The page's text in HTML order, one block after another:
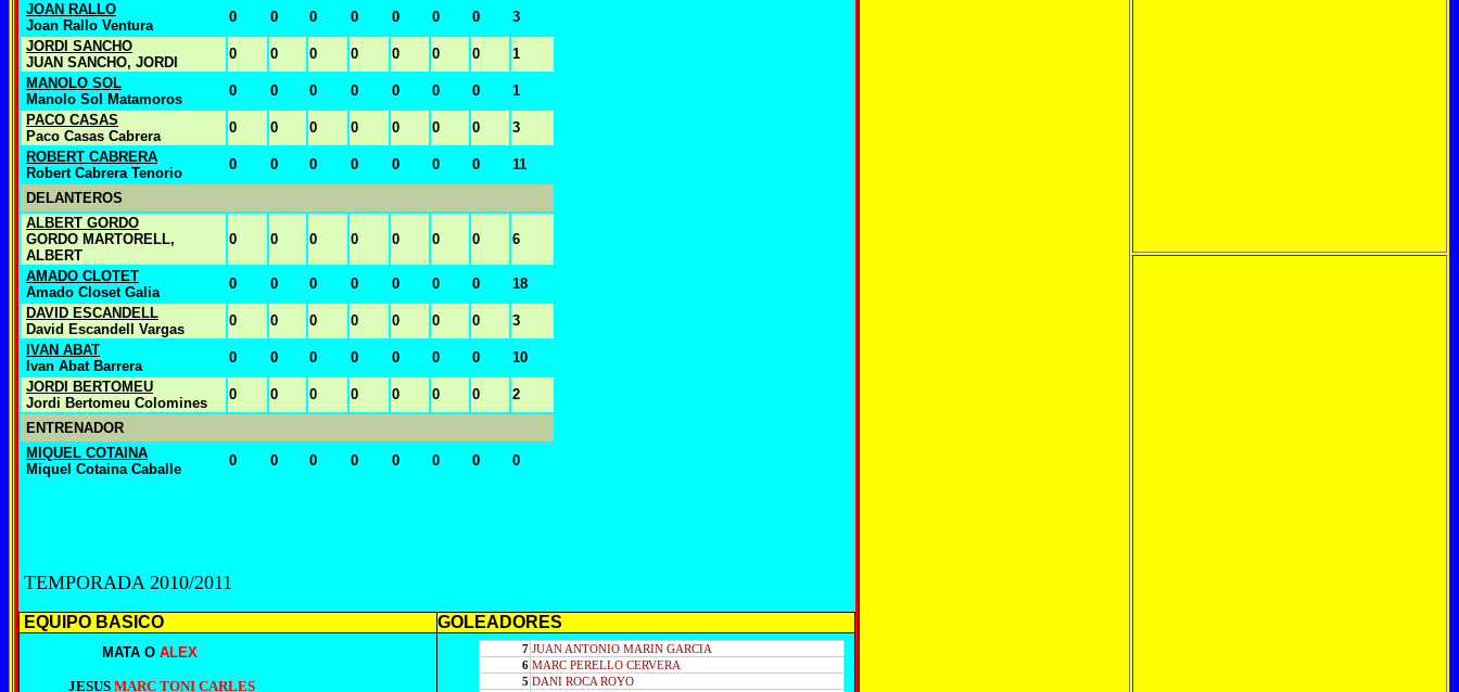
JOAN RALLO
Joan Rallo Ventura
0 0 0 0 0 0 0
3
JORDI SANCHO
JUAN SANCHO, JORDI
0 0 0 0 0 0 0
1
MANOLO SOL
Manolo Sol Matamoros
0 0 0 0 0 0 0
1
PACO CASAS
Paco Casas Cabrera
0 0 0 0 0 0 0
3
ROBERT CABRERA
Robert Cabrera Tenorio
0 0 0 0 0 0 0 11
DELANTEROS
ALBERT GORDO
GORDO MARTORELL,
ALBERT
0 0 0 0 0 0 0 6
AMADO CLOTET
Amado Closet Galia
0 0 0 0 0 0 0
18
DAVID ESCANDELL
David Escandell Vargas
0 0 0 0 0 0 0
3
IVAN ABAT
Ivan Abat Barrera
0 0 0 0 0 0 0
10
JORDI BERTOMEU
Jordi Bertomeu Colomines
0 0 0 0 0 0 0 2
ENTRENADOR
MIQUEL COTAINA
Miquel Cotaina Caballe
0 0 0 0 0 0 0 0
TEMPORADA 2010/2011
EQUIPO BASICO GOLEADORES
MATA O ALEX
JESUS MARC TONI CARLES
7 JUAN ANTONIO MARIN GARCIA
6 MARC PERELLO CERVERA
5 DANI ROCA ROYO